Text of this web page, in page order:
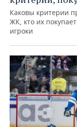
Каковы критерии
ЖК, кто их
игроки